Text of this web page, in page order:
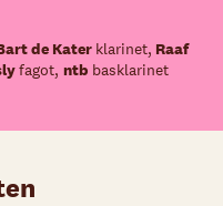
de Kater klarinet, Raaf
fagot, ntb basklarinet